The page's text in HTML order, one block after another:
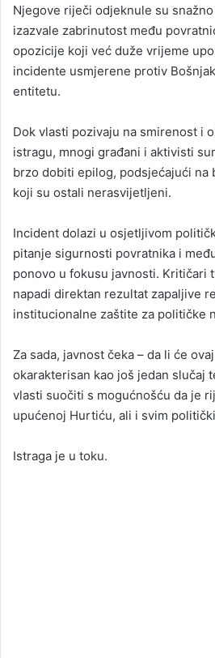
Njegove riječi odjeknule su
izazvale zabrinutost među
opozicije koji već duže vrijeme
incidente usmjerene protiv
entitetu.
Dok vlasti pozivaju na smirenost i
istragu, mnogi građani i aktivisti
brzo dobiti epilog, podsjećajući na
koji su ostali nerasvijetljeni.
Incident dolazi u osjetljivom
pitanje sigurnosti povratnika i
ponovo u fokusu javnosti. Kritičari
napadi direktan rezultat zapaljive
institucionalne zaštite za političke
Za sada, javnost čeka – da li će
okarakterisan kao još jedan slučaj
vlasti suočiti s mogućnošću da je
upućenoj Hurtiću, ali i svim
Istraga je u toku.